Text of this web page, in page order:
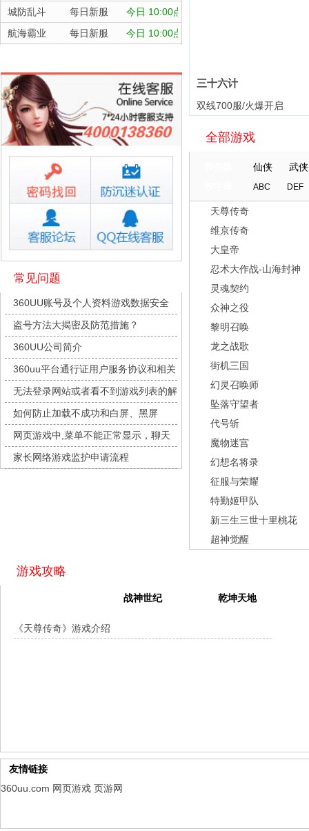
城防乱斗
每日新服
今日 10:00点
航海霸业
每日新服
今日 10:00点
深渊契约
每日新服
今日 10:00点
坠落守望者
今日 10:00点
正中靶心
每日新服
今日 10:00点
神兵奇迹
每日新服
今日 10:00点
微乐捕鱼千炮版
今日 10:00点
帕瓦勇者传说
今日 10:00点
群英风华录
每日新服
今日 10:00点
小小仙王
今日 10:00点
少年名将
每日新服
今日 10:00点
城防三国志
每日新服
今日 10:00点
九梦仙域
每日新服
今日 10:00点
豌豆大作战
每日新服
灵魂序章
每日新服
今日 10:00点
冒险守护
每日新服
今日 10:00点
绝地苍穹
每日新服
今日 10:00点
代号斩
每日新服
今日 10:00点
异星战舰
每日新服
今日 10:00点
天空的魔幻城
山海经异兽录 每日新服
常见问题
360UU账号及个人资料游戏数据安全
盗号方法大揭密及防范措施？
360UU公司简介
360uu平台通行证用户服务协议和相关
的条款和条件
无法登录网站或者看不到游戏列表的解
决方法
如何防止加载不成功和白屏、黑屏
网页游戏中,菜单不能正常显示，聊天
及其它功能不能正常使用的解决办法
家长网络游戏监护申请流程
三十六计
双线700服/火爆开启
全部游戏
仙侠 武侠
ABC DEF
天尊传奇
维京传奇
大皇帝
忍术大作战-山海封神
灵魂契约
众神之役
黎明召唤
龙之战歌
街机三国
幻灵召唤师
坠落守望者
代号斩
魔物迷宫
幻想名将录
征服与荣耀
特勤姬甲队
新三生三世十里桃花
超神觉醒
游戏攻略
战神世纪 乾坤天地
《天尊传奇》游戏介绍
友情链接
360uu.com 网页游戏 页游网